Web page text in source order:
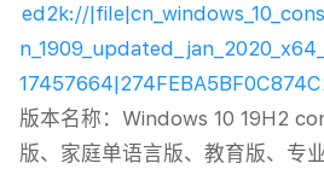
ed2k://
版本名称：Windows 10 19H2
版、家庭单语言版、教育版、专